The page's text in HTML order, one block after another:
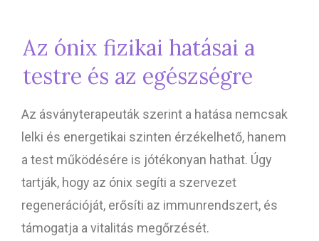
Az ónix fizikai hatásai a
testre és az egészségre
Az ásványterapeuták szerint a hatása nemcsak
lelki és energetikai szinten érzékelhető, hanem
a test működésére is jótékonyan hathat. Úgy
tartják, hogy az ónix segíti a szervezet
regenerációját, erősíti az immunrendszert, és
támogatja a vitalitás megőrzését.